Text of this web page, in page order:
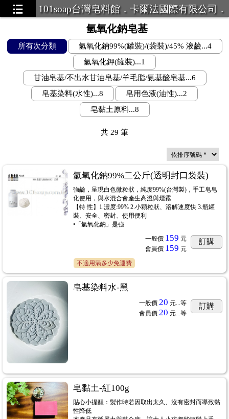
101soap台灣皂料館．卡爾法國際有限公司．
LINE ID:101Soap 客服專線:07-387
氫氧化鈉皂基
所有次分類
氫氧化鈉99%(罐裝)/(袋裝)/45% 液鹼...4
氫氧化鉀(罐裝)...1
甘油皂基/不出水甘油皂基/羊毛脂/氨基酸皂基...6
皂基染料(水性)...8
皂用色液(油性)...2
皂黏土原料...8
共 29 筆
氫氧化鈉99%二公斤(透明封口袋裝)
強鹼，呈現白色微粒狀，純度99%(台灣製)，手工皂皂
化使用，與水混合會產生高溫與煙霧
【特 性】1.濃度:99% 2.小顆粒狀、溶解速度快 3.瓶罐
裝、安全、密封、使用便利
•「氫氧化鈉」是強
一般價 159 元
會員價 159 元
訂購
不適用滿多少免運費
皂基染料水-黑
一般價 20 元...等
會員價 20 元...等
訂購
皂黏土-紅100g
貼心小提醒：製作時若因取出太久、沒有密封而導致黏
性降低